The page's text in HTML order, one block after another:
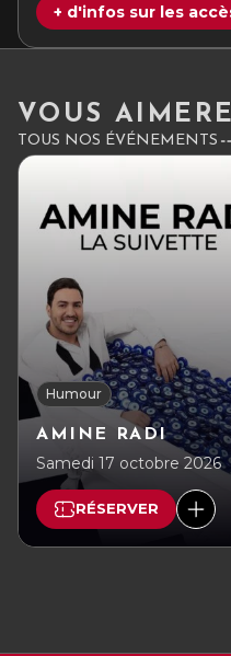
+ d'infos sur les
VOUS
TOUS NOS ÉVÉNEMENTS
Humour
AMINE RADI
Samedi 17 octobre 2026
RÉSERVER